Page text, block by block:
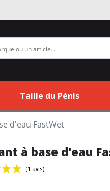
Taille du Pénis
d'eau FastWet
à base d'eau